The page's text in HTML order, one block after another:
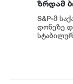
ზრდამ
ერთი
S&P-მ
დონეზე